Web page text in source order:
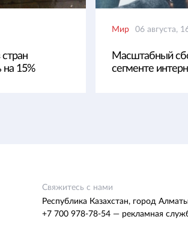
на 15%
Мир 06 августа,
Масштабный
сегменте
Свяжитесь с нами
Республика Казахстан, город
+7 700 978-78-54 — рекламная